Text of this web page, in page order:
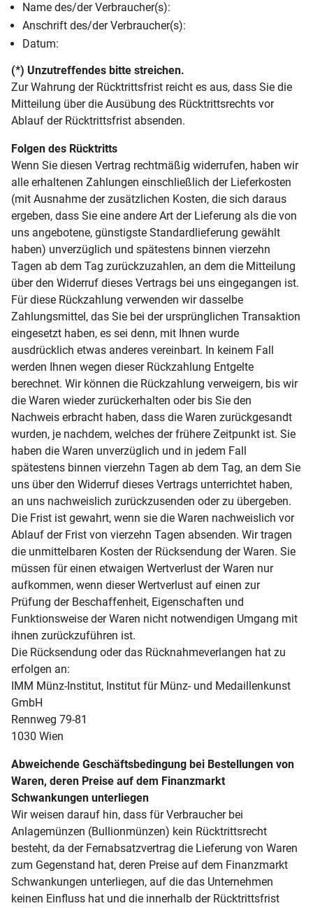
Name des/der Verbraucher(s):
Anschrift des/der Verbraucher(s):
Datum:
(*) Unzutreffendes bitte streichen.
Zur Wahrung der Rücktrittsfrist reicht es aus, dass Sie die
Mitteilung über die Ausübung des Rücktrittsrechts vor
Ablauf der Rücktrittsfrist absenden.
Folgen des Rücktritts
Wenn Sie diesen Vertrag rechtmäßig widerrufen, haben wir
alle erhaltenen Zahlungen einschließlich der Lieferkosten
(mit Ausnahme der zusätzlichen Kosten, die sich daraus
ergeben, dass Sie eine andere Art der Lieferung als die von
uns angebotene, günstigste Standardlieferung gewählt
haben) unverzüglich und spätestens binnen vierzehn
Tagen ab dem Tag zurückzuzahlen, an dem die Mitteilung
über den Widerruf dieses Vertrags bei uns eingegangen ist.
Für diese Rückzahlung verwenden wir dasselbe
Zahlungsmittel, das Sie bei der ursprünglichen Transaktion
eingesetzt haben, es sei denn, mit Ihnen wurde
ausdrücklich etwas anderes vereinbart. In keinem Fall
werden Ihnen wegen dieser Rückzahlung Entgelte
berechnet. Wir können die Rückzahlung verweigern, bis wir
die Waren wieder zurückerhalten oder bis Sie den
Nachweis erbracht haben, dass die Waren zurückgesandt
wurden, je nachdem, welches der frühere Zeitpunkt ist. Sie
haben die Waren unverzüglich und in jedem Fall
spätestens binnen vierzehn Tagen ab dem Tag, an dem Sie
uns über den Widerruf dieses Vertrags unterrichtet haben,
an uns nachweislich zurückzusenden oder zu übergeben.
Die Frist ist gewahrt, wenn sie die Waren nachweislich vor
Ablauf der Frist von vierzehn Tagen absenden. Wir tragen
die unmittelbaren Kosten der Rücksendung der Waren. Sie
müssen für einen etwaigen Wertverlust der Waren nur
aufkommen, wenn dieser Wertverlust auf einen zur
Prüfung der Beschaffenheit, Eigenschaften und
Funktionsweise der Waren nicht notwendigen Umgang mit
ihnen zurückzuführen ist.
Die Rücksendung oder das Rücknahmeverlangen hat zu
erfolgen an:
IMM Münz-Institut, Institut für Münz- und Medaillenkunst
GmbH
Rennweg 79-81
1030 Wien
Abweichende Geschäftsbedingung bei Bestellungen von
Waren, deren Preise auf dem Finanzmarkt
Schwankungen unterliegen
Wir weisen darauf hin, dass für Verbraucher bei
Anlagemünzen (Bullionmünzen) kein Rücktrittsrecht
besteht, da der Fernabsatzvertrag die Lieferung von Waren
zum Gegenstand hat, deren Preise auf dem Finanzmarkt
Schwankungen unterliegen, auf die das Unternehmen
keinen Einfluss hat und die innerhalb der Rücktrittsfrist